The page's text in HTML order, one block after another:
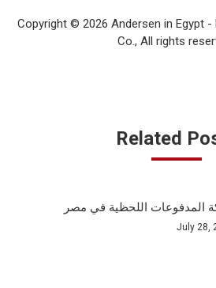
Copyright © 2026 Andersen in Egypt -
Co., All rights
Related
المدفوعات اللحظية في مصر
July 28,